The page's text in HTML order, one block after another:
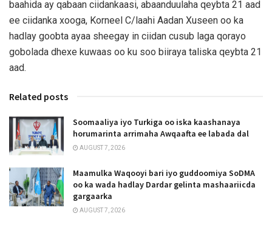
baahida ay qabaan ciidankaasi, abaanduulaha qeybta 21 aad
ee ciidanka xooga, Korneel C/laahi Aadan Xuseen oo ka
hadlay goobta ayaa sheegay in ciidan cusub laga qorayo
gobolada dhexe kuwaas oo ku soo biiraya taliska qeybta 21
aad.
Related posts
Soomaaliya iyo Turkiga oo iska kaashanaya
horumarinta arrimaha Awqaafta ee labada dal
AUGUST 7, 2026
Maamulka Waqooyi bari iyo guddoomiya SoDMA
oo ka wada hadlay Dardar gelinta mashaariicda
gargaarka
AUGUST 7, 2026